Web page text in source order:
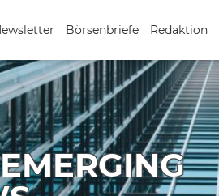
Börsenbriefe Redaktion